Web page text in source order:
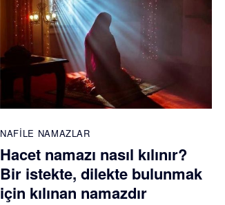
NAFILE NAMAZLAR
Hacet namazı nasıl kılınır?
Bir istekte, dilekte bulunmak
için kılınan namazdır